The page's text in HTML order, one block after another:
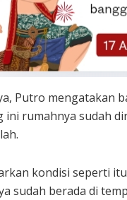
Putro mengatakan
ini rumahnya sudah
kondisi seperti
sudah berada di